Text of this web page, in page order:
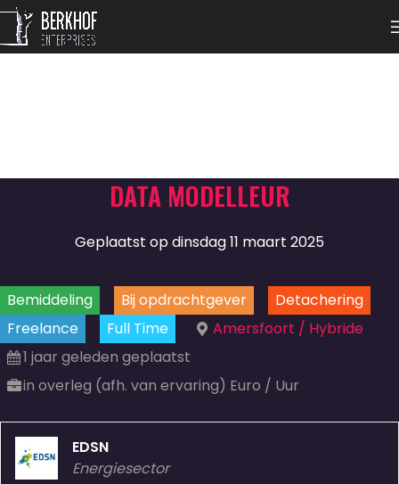
DATA MODELLEUR
Geplaatst op dinsdag 11 maart 2025
Bemiddeling Bij opdrachtgever
Detachering
Freelance
Full Time
Amersfoort / Hybride
1 jaar geleden geplaatst
in overleg (afh. van ervaring) Euro / Uur
EDSN
Energiesector